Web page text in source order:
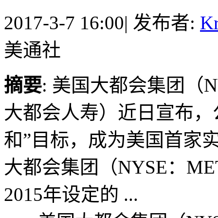
2017-3-7 16:00| 发布者:
美通社
摘要: 美国大都会集团（
大都会人寿）近日宣布
和”目标，成为美国首家
大都会集团（NYSE：
2015年设定的 ...